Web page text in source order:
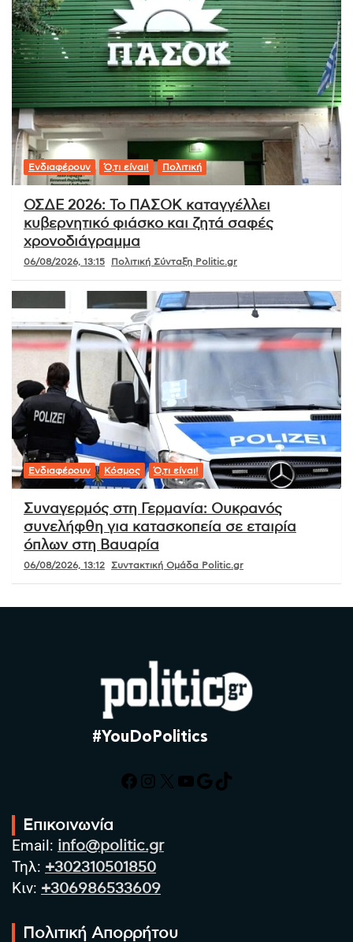
Ενδιαφέρουν Ό,τι είναι! Πολιτική
ΟΣΔΕ 2026: Το ΠΑΣΟΚ καταγγέλλει
κυβερνητικό φιάσκο και ζητά σαφές
χρονοδιάγραμμα
06/08/2026, 13:15 Πολιτική Σύνταξη Politic.gr
Ενδιαφέρουν Κόσμος Ό,τι είναι!
Συναγερμός στη Γερμανία: Ουκρανός
συνελήφθη για κατασκοπεία σε εταιρία
όπλων στη Βαυαρία
06/08/2026, 13:12 Συντακτική Ομάδα Politic.gr
#YouDoPolitics
Facebook
Instagram
X YouTube
Google
TikTok
Επικοινωνία
Email: info@politic.gr
Τηλ: +302310501850
Κιν: +306986533609
Πολιτική Απορρήτου